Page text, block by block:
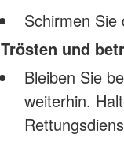
Schirmen Sie
Trösten und
Bleiben Sie
weiterhin.